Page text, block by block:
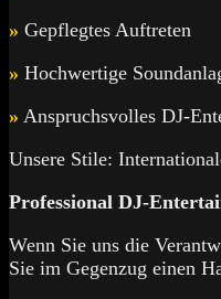
» Gepflegtes Auftreten
» Hochwertige
» Anspruchsvolles DJ-
Unsere Stile:
Professional DJ-
Wenn Sie uns die
Sie im Gegenzug einen